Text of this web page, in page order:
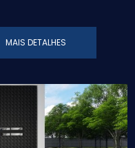
MAIS DETALHES